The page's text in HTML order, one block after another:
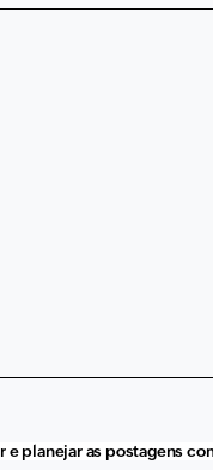
planejar as postagens